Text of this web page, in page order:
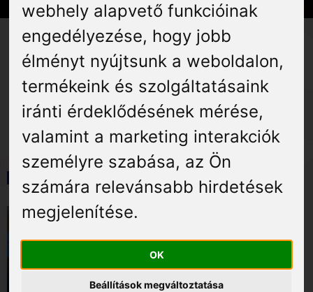
webhely alapvető funkcióinak
engedélyezése, hogy jobb
élményt nyújtsunk a weboldalon,
termékeink és szolgáltatásaink
iránti érdeklődésének mérése,
valamint a marketing interakciók
személyre szabása, az Ön
számára relevánsabb hirdetések
megjelenítése.
OK
Beállítások megváltoztatása
Vendéglátás
Élmények
Gyógyuljon Kisújon
Galéria
Micsoda buli! Ilyen volt a
Helló, Kisúj Feszt!
Képgaléria